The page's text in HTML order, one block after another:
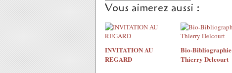
Vous aimerez aussi :
INVITATION AU
REGARD
Bio-Bibliographie
Thierry Delcourt